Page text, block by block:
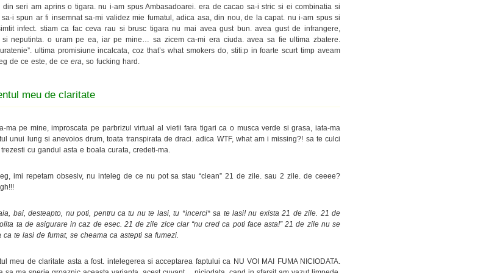
din seri am aprins o tigara. nu i-am spus Ambasadoarei. era de cacao sa-i stric si ei combinatia si
i spun ar fi insemnat sa-mi validez mie fumatul, adica asa, din nou, de la capat. nu i-am spus si
infect. stiam ca fac ceva rau si brusc tigara nu mai avea gust bun. avea gust de infrangere,
si neputinta. o uram pe ea, iar pe mine… sa zicem ca-mi era ciuda. avea sa fie ultima zbatere.
ultima promisiune incalcata, coz that’s what smokers do, stiti:p in foarte scurt timp aveam
de ce este, de ce era , so fucking hard.
meu de claritate
ma pe mine, improscata pe parbrizul virtual al vietii fara tigari ca o musca verde si grasa, iata-ma
unui lung si anevoios drum, toata transpirata de draci. adica WTF, what am i missing?! sa te culci
cu gandul asta e boala curata, credeti-ma.
imi repetam obsesiv, nu inteleg de ce nu pot sa stau “clean” 21 de zile. sau 2 zile. de ceeee?
bai, desteapto, nu poti, pentru ca tu nu te lasi, tu *incerci* sa te lasi! nu exista 21 de zile. 21 de
ta de asigurare in caz de esec. 21 de zile zice clar “nu cred ca poti face asta!” 21 de zile nu se
ca te lasi de fumat, se cheama ca astepti sa fumezi.
meu de claritate asta a fost. intelegerea si acceptarea faptului ca NU VOI MAI FUMA NICIODATA.